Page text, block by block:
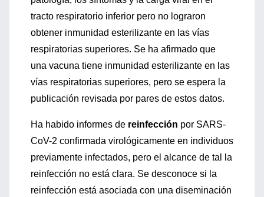
tracto respiratorio inferior pero no lograron
obtener inmunidad esterilizante en las vías
respiratorias superiores. Se ha afirmado que
una vacuna tiene inmunidad esterilizante en las
vías respiratorias superiores, pero se espera la
publicación revisada por pares de estos datos.
Ha habido informes de reinfección por SARS-
CoV-2 confirmada virológicamente en individuos
previamente infectados, pero el alcance de tal la
reinfección no está clara. Se desconoce si la
reinfección está asociada con una diseminación